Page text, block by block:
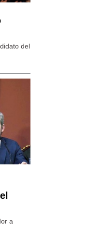
del
a